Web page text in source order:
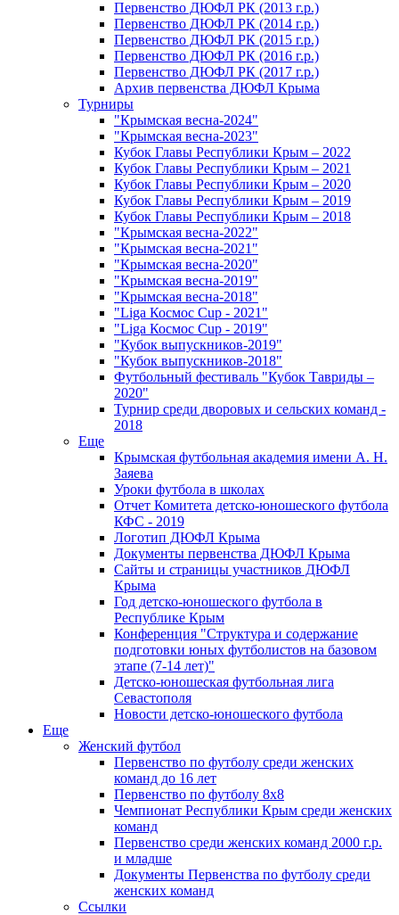
Первенство ДЮФЛ РК (2013 г.р.)
Первенство ДЮФЛ РК (2014 г.р.)
Первенство ДЮФЛ РК (2015 г.р.)
Первенство ДЮФЛ РК (2016 г.р.)
Первенство ДЮФЛ РК (2017 г.р.)
Архив первенства ДЮФЛ Крыма
Турниры
"Крымская весна-2024"
"Крымская весна-2023"
Кубок Главы Республики Крым – 2022
Кубок Главы Республики Крым – 2021
Кубок Главы Республики Крым – 2020
Кубок Главы Республики Крым – 2019
Кубок Главы Республики Крым – 2018
"Крымская весна-2022"
"Крымская весна-2021"
"Крымская весна-2020"
"Крымская весна-2019"
"Крымская весна-2018"
"Liga Космос Cup - 2021"
"Liga Космос Cup - 2019"
"Кубок выпускников-2019"
"Кубок выпускников-2018"
Футбольный фестиваль "Кубок Тавриды –
2020"
Турнир среди дворовых и сельских команд -
2018
Еще
Крымская футбольная академия имени А. Н.
Заяева
Уроки футбола в школах
Отчет Комитета детско-юношеского футбола
КФС - 2019
Логотип ДЮФЛ Крыма
Документы первенства ДЮФЛ Крыма
Сайты и страницы участников ДЮФЛ
Крыма
Год детско-юношеского футбола в
Республике Крым
Конференция "Структура и содержание
подготовки юных футболистов на базовом
этапе (7-14 лет)"
Детско-юношеская футбольная лига
Севастополя
Новости детско-юношеского футбола
Еще
Женский футбол
Первенство по футболу среди женских
команд до 16 лет
Первенство по футболу 8х8
Чемпионат Республики Крым среди женских
команд
Первенство среди женских команд 2000 г.р.
и младше
Документы Первенства по футболу среди
женских команд
Ссылки